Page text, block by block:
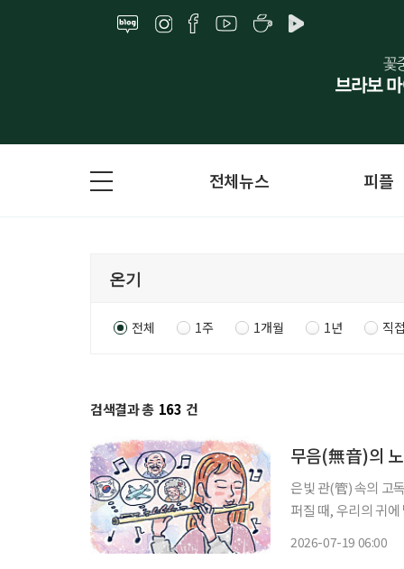
전체뉴스 피플
전체 1주 1개월 1년 직
검색결과 총 163 건
무음(無音)의
은빛 관(管) 속의 고
퍼질 때, 우리의 귀
2026-07-19 06:00